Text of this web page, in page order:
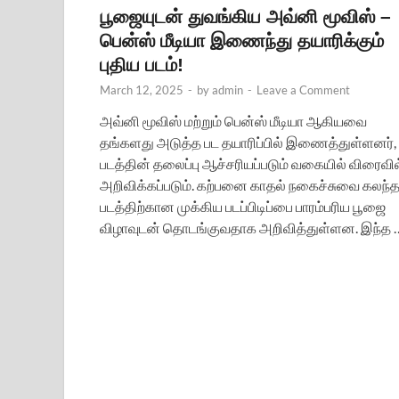
பூஜையுடன் துவங்கிய அவ்னி மூவிஸ் –
பென்ஸ் மீடியா இணைந்து தயாரிக்கும்
புதிய படம்!
March 12, 2025 - byadmin - Leave a Comment
அவ்னி மூவிஸ் மற்றும் பென்ஸ் மீடியா ஆகியவை
தங்களது அடுத்த பட தயாரிப்பில் இணைத்துள்ளனர்,
படத்தின் தலைப்பு ஆச்சரியப்படும் வகையில்
அறிவிக்கப்படும். கற்பனை காதல் நகைச்சுவை கலந்த
படத்திற்கான முக்கிய படப்பிடிப்பை பாரம்பரிய பூஜை
விழாவுடன் தொடங்குவதாக அறிவித்துள்ளன. இந்த …